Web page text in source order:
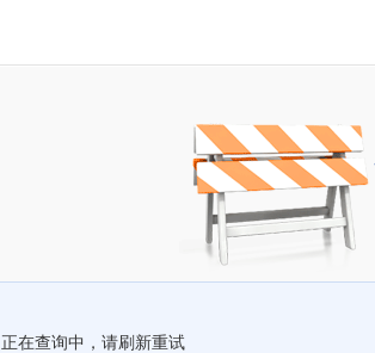
正在查询中，请刷新重试